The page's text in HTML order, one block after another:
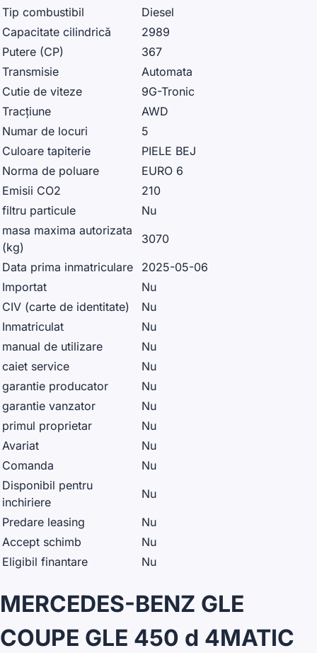
Tip combustibil
Diesel
Capacitate cilindrică
2989
Putere (CP)
367
Transmisie
Automata
Cutie de viteze
9G-Tronic
Tracțiune
AWD
Numar de locuri
5
Culoare tapiterie
PIELE BEJ
Norma de poluare
EURO 6
Emisii CO2
210
filtru particule
Nu
masa maxima autorizata
(kg)
3070
Data prima inmatriculare
2025-05-06
Importat
Nu
CIV (carte de identitate)
Nu
Inmatriculat
Nu
manual de utilizare
Nu
caiet service
Nu
garantie producator
Nu
garantie vanzator
Nu
primul proprietar
Nu
Avariat
Nu
Comanda
Nu
Disponibil pentru
inchiriere
Nu
Predare leasing
Nu
Accept schimb
Nu
Eligibil finantare
Nu
MERCEDES-BENZ GLE
COUPE GLE 450 d 4MATIC